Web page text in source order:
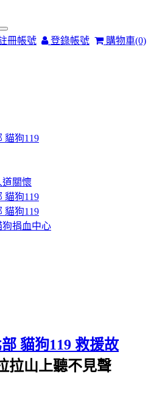
購物車(0)
登錄帳號
冊帳號
貓狗119
道關懷
貓狗119
貓狗119
捐血中心
貓狗119 救援故
拉山上聽不見聲